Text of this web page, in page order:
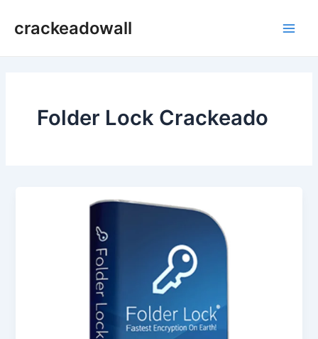
paracrackeadowall
Folder Lock Crackeado